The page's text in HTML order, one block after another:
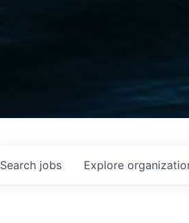
Search jobs Explore